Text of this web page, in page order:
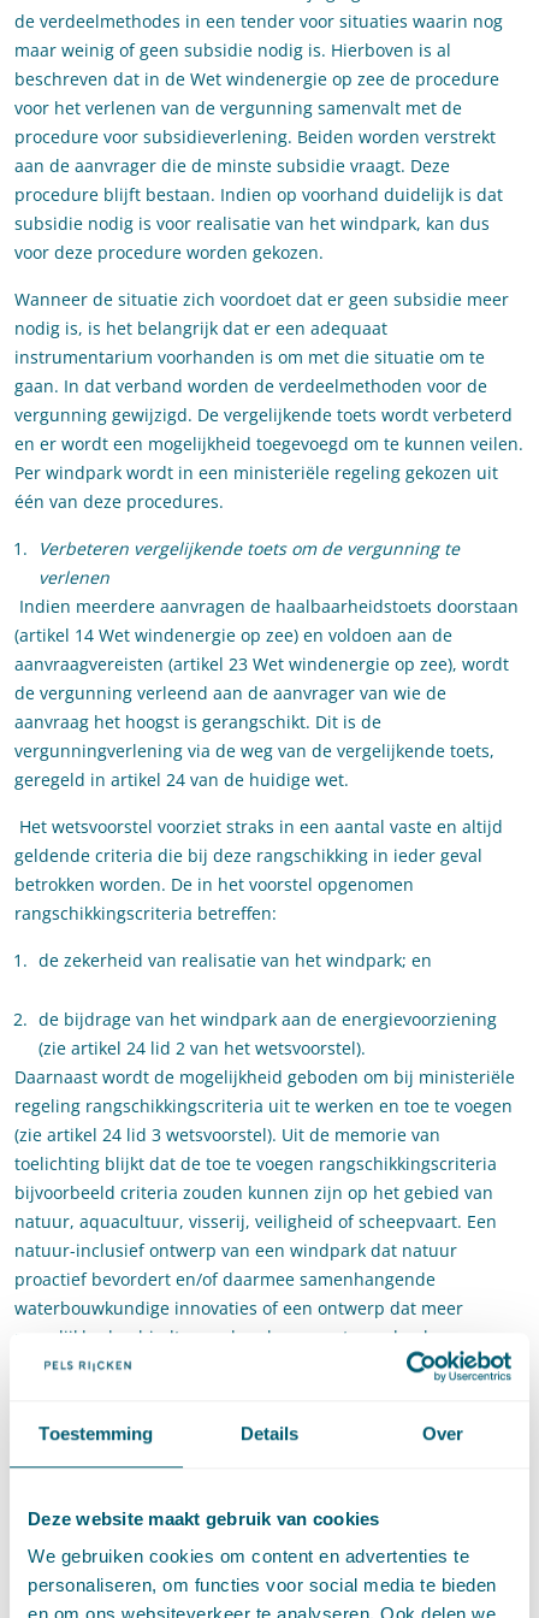
Toestemming Details Over
Deze website maakt gebruik van cookies
We gebruiken cookies om content en advertenties te
personaliseren, om functies voor social media te bieden
de verdeelmethodes in een tender voor situaties waarin nog
maar weinig of geen subsidie nodig is. Hierboven is al
beschreven dat in de Wet windenergie op zee de procedure
voor het verlenen van de vergunning samenvalt met de
procedure voor subsidieverlening. Beiden worden verstrekt
aan de aanvrager die de minste subsidie vraagt. Deze
procedure blijft bestaan. Indien op voorhand duidelijk is dat
subsidie nodig is voor realisatie van het windpark, kan dus
voor deze procedure worden gekozen.
Wanneer de situatie zich voordoet dat er geen subsidie meer
nodig is, is het belangrijk dat er een adequaat
instrumentarium voorhanden is om met die situatie om te
gaan. In dat verband worden de verdeelmethoden voor de
vergunning gewijzigd. De vergelijkende toets wordt verbeterd
en er wordt een mogelijkheid toegevoegd om te kunnen veilen.
Per windpark wordt in een ministeriële regeling gekozen uit
één van deze procedures.
Verbeteren vergelijkende toets om de vergunning te
verlenen
Indien meerdere aanvragen de haalbaarheidstoets doorstaan
(artikel 14 Wet windenergie op zee) en voldoen aan de
aanvraagvereisten (artikel 23 Wet windenergie op zee), wordt
de vergunning verleend aan de aanvrager van wie de
aanvraag het hoogst is gerangschikt. Dit is de
vergunningverlening via de weg van de vergelijkende toets,
geregeld in artikel 24 van de huidige wet.
Het wetsvoorstel voorziet straks in een aantal vaste en altijd
geldende criteria die bij deze rangschikking in ieder geval
betrokken worden. De in het voorstel opgenomen
rangschikkingscriteria betreffen:
de zekerheid van realisatie van het windpark; en
de bijdrage van het windpark aan de energievoorziening
(zie artikel 24 lid 2 van het wetsvoorstel).
Daarnaast wordt de mogelijkheid geboden om bij ministeriële
regeling rangschikkingscriteria uit te werken en toe te voegen
(zie artikel 24 lid 3 wetsvoorstel). Uit de memorie van
toelichting blijkt dat de toe te voegen rangschikkingscriteria
bijvoorbeeld criteria zouden kunnen zijn op het gebied van
natuur, aquacultuur, visserij, veiligheid of scheepvaart. Een
natuur-inclusief ontwerp van een windpark dat natuur
proactief bevordert en/of daarmee samenhangende
waterbouwkundige innovaties of een ontwerp dat meer
mogelijkheden biedt voor de scheepvaart zou dan hoger
gerangschikt kunnen worden. Of toevoeging van een dergelijke
worden.
Vergelijkende toets met financieel bod
opnemen van de mogelijkheid van een financieel bod bij de
vergelijkende toets (artikel 25a – 25c van het wetsvoorstel). In
de huidige wet is het niet mogelijk de rangorde bij een